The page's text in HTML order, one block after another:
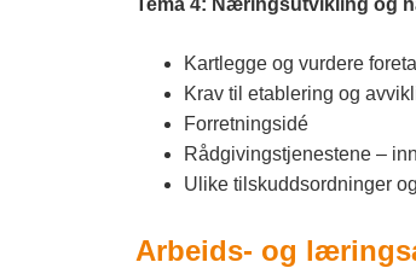
Tema 4: Næringsutvikling og
Kartlegge og vurdere
Krav til etablering og
Forretningsidé
Rådgivingstjenestene –
Ulike tilskuddsordninger
Arbeids- og